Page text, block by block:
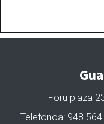
Foru plaza
Telefonoa: 948